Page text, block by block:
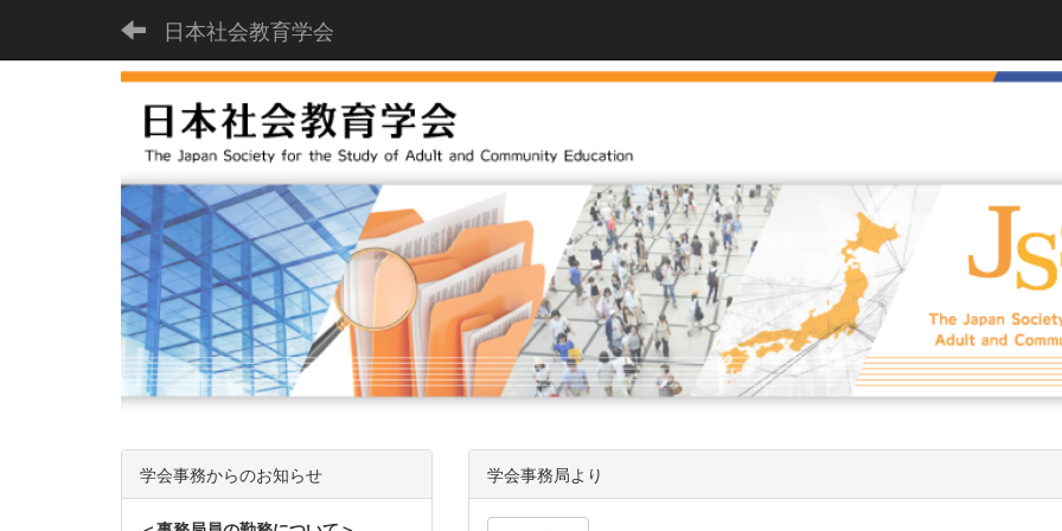
日本社会教育学会
学会事務局より
学会事務からのお知らせ